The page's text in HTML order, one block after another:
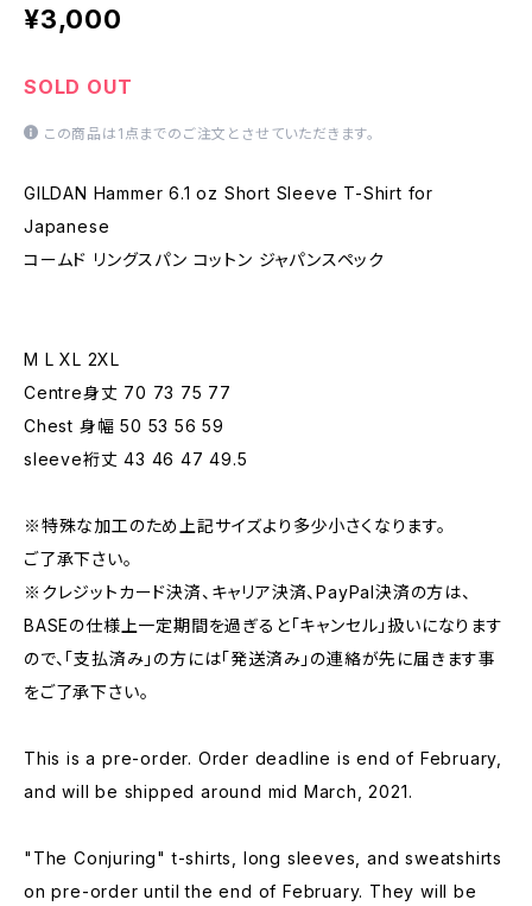
¥3,000
SOLD OUT
この商品は1点までのご注文とさせていただきます。
GILDAN Hammer 6.1 oz Short Sleeve T-Shirt for
Japanese
コームド リングスパン コットン ジャパンスペック
M L XL 2XL
Centre身丈 70 73 75 77
Chest 身幅 50 53 56 59
sleeve裄丈 43 46 47 49.5
※特殊な加工のため上記サイズより多少小さくなります。
ご了承下さい。
※クレジットカード決済、キャリア決済、PayPal決済の方は、
BASEの仕様上一定期間を過ぎると「キャンセル」扱いになります
ので、「支払済み」の方には「発送済み」の連絡が先に届きます事
をご了承下さい。
This is a pre-order. Order deadline is end of February,
and will be shipped around mid March, 2021.
"The Conjuring" t-shirts, long sleeves, and sweatshirts
on pre-order until the end of February. They will be